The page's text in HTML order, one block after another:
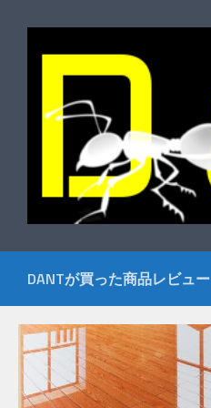
コンテンツへスキップ
DANTが買った商品レビュー